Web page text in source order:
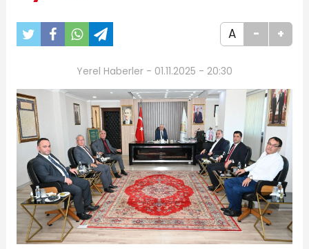
A - +
Yerel Haberler - 01.11.2025 - 20:30